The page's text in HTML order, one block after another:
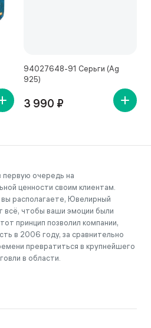
94027648-91 Серьги (Ag
925)
3 990 ₽
первую очередь на
ценности своим клиентам.
располагаете, Ювелирный
всё, чтобы ваши эмоции были
принцип позволил компании,
в 2006 году, за сравнительно
превратиться в крупнейшего
в области.